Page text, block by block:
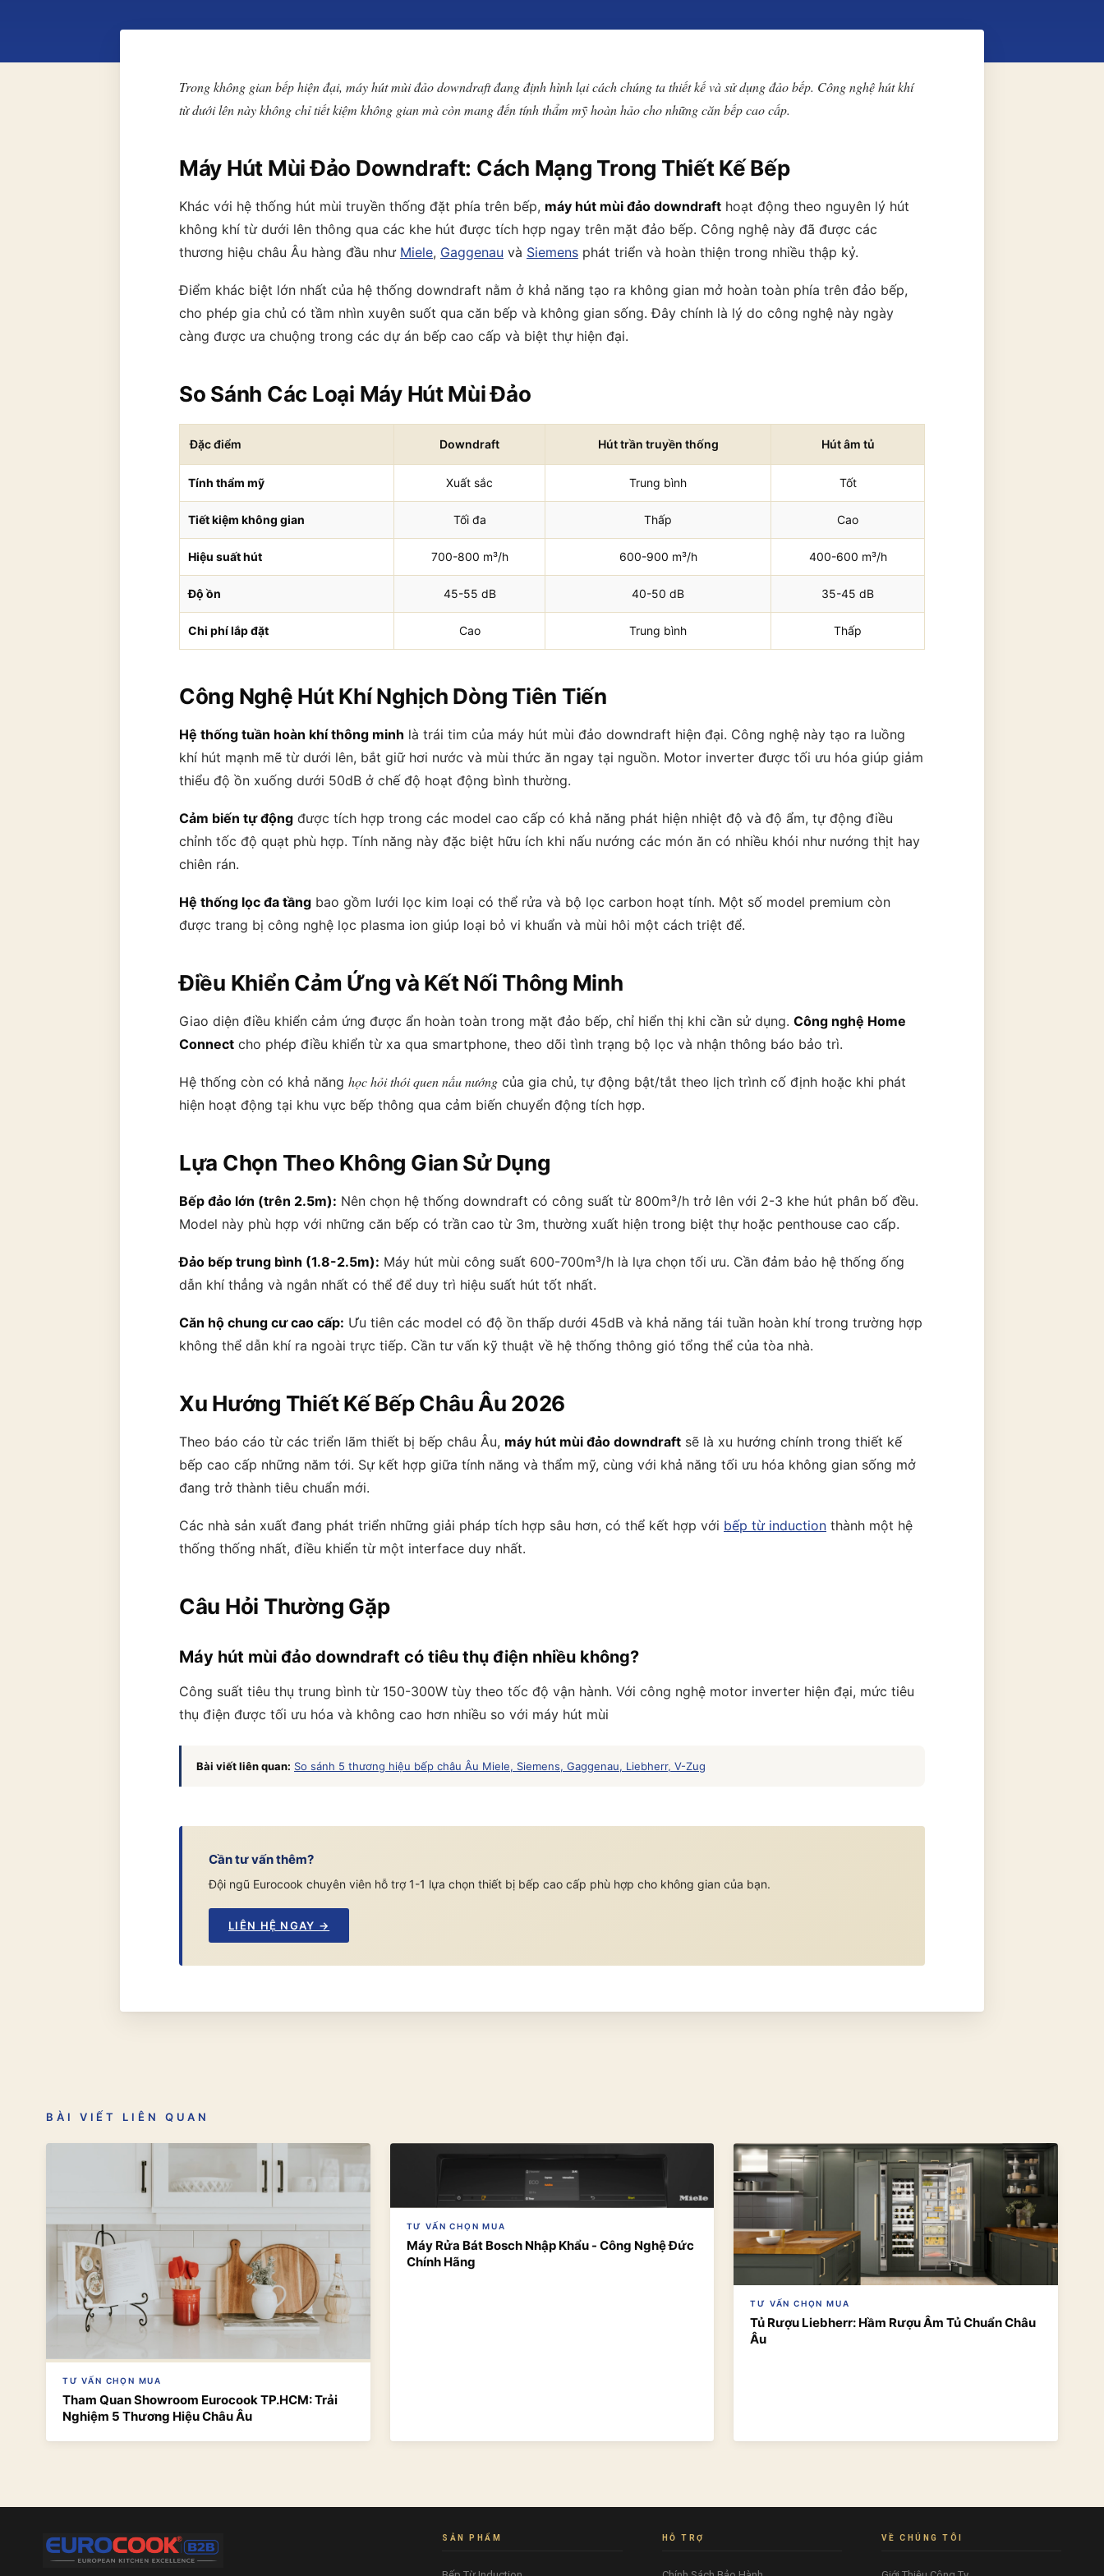
→ GỬI YÊU CẦU BÁO GIÁ
Trong không gian bếp hiện đại, máy hút mùi đảo downdraft đang định hình lại cách chúng ta thiết kế và sử dụng đảo bếp. Công nghệ hút khí
từ dưới lên này không chỉ tiết kiệm không gian mà còn mang đến tính thẩm mỹ hoàn hảo cho những căn bếp cao cấp.
Máy Hút Mùi Đảo Downdraft: Cách Mạng Trong Thiết Kế Bếp
Khác với hệ thống hút mùi truyền thống đặt phía trên bếp, máy hút mùi đảo downdraft hoạt động theo nguyên lý hút
không khí từ dưới lên thông qua các khe hút được tích hợp ngay trên mặt đảo bếp. Công nghệ này đã được các
thương hiệu châu Âu hàng đầu như Miele, Gaggenau và Siemens phát triển và hoàn thiện trong nhiều thập kỷ.
Điểm khác biệt lớn nhất của hệ thống downdraft nằm ở khả năng tạo ra không gian mở hoàn toàn phía trên đảo bếp,
cho phép gia chủ có tầm nhìn xuyên suốt qua căn bếp và không gian sống. Đây chính là lý do công nghệ này ngày
càng được ưa chuộng trong các dự án bếp cao cấp và biệt thự hiện đại.
So Sánh Các Loại Máy Hút Mùi Đảo
Đặc điểm Downdraft Hút trần truyền thống Hút âm tủ
Tính thẩm mỹ Xuất sắc Trung bình Tốt
Tiết kiệm không gian Tối đa Thấp Cao
Hiệu suất hút 700-800 m³/h 600-900 m³/h 400-600 m³/h
Độ ồn 45-55 dB 40-50 dB 35-45 dB
Chi phí lắp đặt Cao Trung bình Thấp
Công Nghệ Hút Khí Nghịch Dòng Tiên Tiến
Hệ thống tuần hoàn khí thông minh là trái tim của máy hút mùi đảo downdraft hiện đại. Công nghệ này tạo ra luồng
khí hút mạnh mẽ từ dưới lên, bắt giữ hơi nước và mùi thức ăn ngay tại nguồn. Motor inverter được tối ưu hóa giúp giảm
thiểu độ ồn xuống dưới 50dB ở chế độ hoạt động bình thường.
Cảm biến tự động được tích hợp trong các model cao cấp có khả năng phát hiện nhiệt độ và độ ẩm, tự động điều
chỉnh tốc độ quạt phù hợp. Tính năng này đặc biệt hữu ích khi nấu nướng các món ăn có nhiều khói như nướng thịt hay
chiên rán.
Hệ thống lọc đa tầng bao gồm lưới lọc kim loại có thể rửa và bộ lọc carbon hoạt tính. Một số model premium còn
được trang bị công nghệ lọc plasma ion giúp loại bỏ vi khuẩn và mùi hôi một cách triệt để.
Điều Khiển Cảm Ứng và Kết Nối Thông Minh
Giao diện điều khiển cảm ứng được ẩn hoàn toàn trong mặt đảo bếp, chỉ hiển thị khi cần sử dụng. Công nghệ Home
Connect cho phép điều khiển từ xa qua smartphone, theo dõi tình trạng bộ lọc và nhận thông báo bảo trì.
Hệ thống còn có khả năng học hỏi thói quen nấu nướng của gia chủ, tự động bật/tắt theo lịch trình cố định hoặc khi phát
hiện hoạt động tại khu vực bếp thông qua cảm biến chuyển động tích hợp.
Lựa Chọn Theo Không Gian Sử Dụng
Bếp đảo lớn (trên 2.5m): Nên chọn hệ thống downdraft có công suất từ 800m³/h trở lên với 2-3 khe hút phân bố đều.
Model này phù hợp với những căn bếp có trần cao từ 3m, thường xuất hiện trong biệt thự hoặc penthouse cao cấp.
Đảo bếp trung bình (1.8-2.5m): Máy hút mùi công suất 600-700m³/h là lựa chọn tối ưu. Cần đảm bảo hệ thống ống
dẫn khí thẳng và ngắn nhất có thể để duy trì hiệu suất hút tốt nhất.
Căn hộ chung cư cao cấp: Ưu tiên các model có độ ồn thấp dưới 45dB và khả năng tái tuần hoàn khí trong trường hợp
không thể dẫn khí ra ngoài trực tiếp. Cần tư vấn kỹ thuật về hệ thống thông gió tổng thể của tòa nhà.
Xu Hướng Thiết Kế Bếp Châu Âu 2026
Theo báo cáo từ các triển lãm thiết bị bếp châu Âu, máy hút mùi đảo downdraft sẽ là xu hướng chính trong thiết kế
bếp cao cấp những năm tới. Sự kết hợp giữa tính năng và thẩm mỹ, cùng với khả năng tối ưu hóa không gian sống mở
đang trở thành tiêu chuẩn mới.
Các nhà sản xuất đang phát triển những giải pháp tích hợp sâu hơn, có thể kết hợp với bếp từ induction thành một hệ
thống thống nhất, điều khiển từ một interface duy nhất.
Câu Hỏi Thường Gặp
Máy hút mùi đảo downdraft có tiêu thụ điện nhiều không?
Công suất tiêu thụ trung bình từ 150-300W tùy theo tốc độ vận hành. Với công nghệ motor inverter hiện đại, mức tiêu
thụ điện được tối ưu hóa và không cao hơn nhiều so với máy hút mùi
Bài viết liên quan: So sánh 5 thương hiệu bếp châu Âu Miele, Siemens, Gaggenau, Liebherr, V-Zug
Cần tư vấn thêm?
Đội ngũ Eurocook chuyên viên hỗ trợ 1-1 lựa chọn thiết bị bếp cao cấp phù hợp cho không gian của bạn.
LIÊN HỆ NGAY →
BÀI VIẾT LIÊN QUAN
TƯ VẤN CHỌN MUA
Tham Quan Showroom Eurocook TP.HCM: Trải
Nghiệm 5 Thương Hiệu Châu Âu
TƯ VẤN CHỌN MUA
Máy Rửa Bát Bosch Nhập Khẩu - Công Nghệ Đức
Chính Hãng
TƯ VẤN CHỌN MUA
Tủ Rượu Liebherr: Hầm Rượu Âm Tủ Chuẩn Châu
Âu
SẢN PHẨM HỖ TRỢ VỀ CHÚNG TÔI